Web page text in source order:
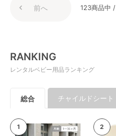
前へ 123商品中
RANKING
レンタルベビー用品ランキング
総合 チャイルドシート